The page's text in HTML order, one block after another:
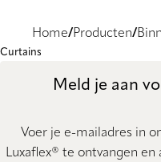
Home Producten
Curtains
Meld je aan
Voer je e-mailadres in
Luxaflex® te ontvangen